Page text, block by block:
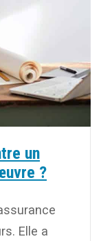
un
?
Elle a